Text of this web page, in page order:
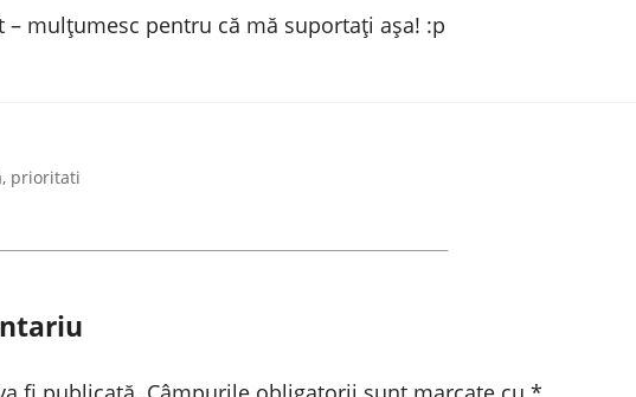
– mulțumesc pentru că mă suportați așa! :p
, prioritati